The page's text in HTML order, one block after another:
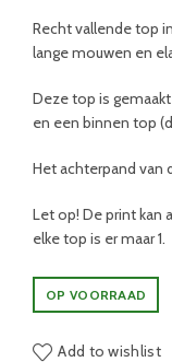
Recht vallende top
lange mouwen en
Deze top is
en een binnen top
Het achterpand van
Let op! De print kan
elke top is er maar 1.
OP VOORRAAD
Add to wishlist